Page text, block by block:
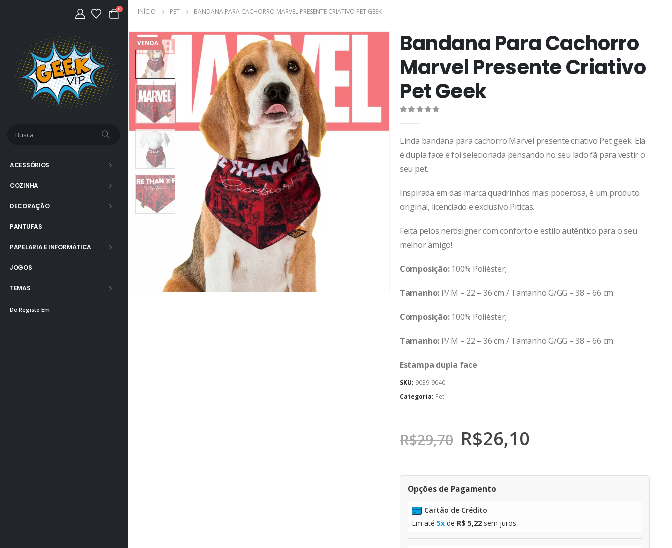
0
ACESSÓRIOS
COZINHA
DECORAÇÃO
PANTUFAS
PAPELARIA E INFORMÁTICA
JOGOS
TEMAS
De Registo Em
INÍCIO PET BANDANA PARA CACHORRO MARVEL PRESENTE CRIATIVO PET GEEK
VENDA
Bandana Para Cachorro
Marvel Presente Criativo
Pet Geek
Linda bandana para cachorro Marvel presente criativo Pet geek. Ela
é dupla face e foi selecionada pensando no seu lado fã para vestir o
seu pet.
Inspirada em das marca quadrinhos mais poderosa, é um produto
original, licenciado e exclusivo Piticas.
Feita pelos nerdsigner com conforto e estilo autêntico para o seu
melhor amigo!
Composição:100% Poliéster;
Tamanho: P/ M – 22 – 36 cm / Tamanho G/GG – 38 – 66 cm.
Composição:100% Poliéster;
Tamanho: P/ M – 22 – 36 cm / Tamanho G/GG – 38 – 66 cm.
Estampa dupla face
SKU: 9039-9040
Categoria: Pet
R$29,70 R$26,10
Opções de Pagamento
Cartão de Crédito
Em até 5xde R$ 5,22sem juros